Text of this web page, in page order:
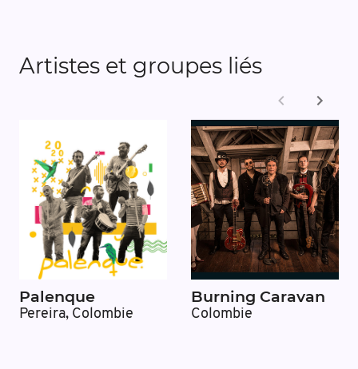
Artistes et groupes liés
Palenque
Pereira, Colombie
Burning Caravan
Colombie